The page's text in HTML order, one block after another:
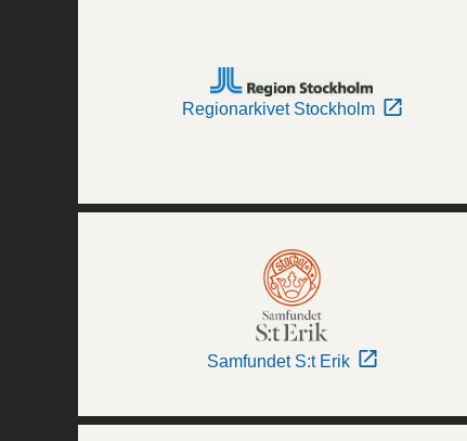
Regionarkivet Stockholm
Samfundet S:t Erik